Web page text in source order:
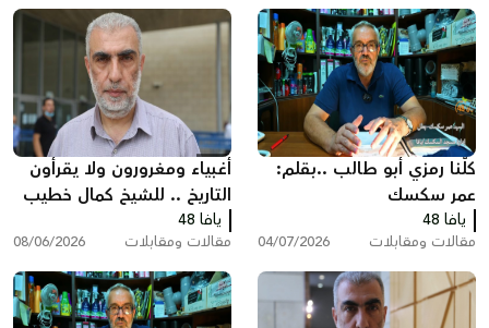
كلّنا رمزي أبو طالب ..بقلم:
عمر سكسك
يافا 48
مقالات ومقابلات 04/07/2026
أغبياء ومغرورون ولا يقرأون
التاريخ .. للشيخ كمال خطيب
يافا 48
مقالات ومقابلات 08/06/2026